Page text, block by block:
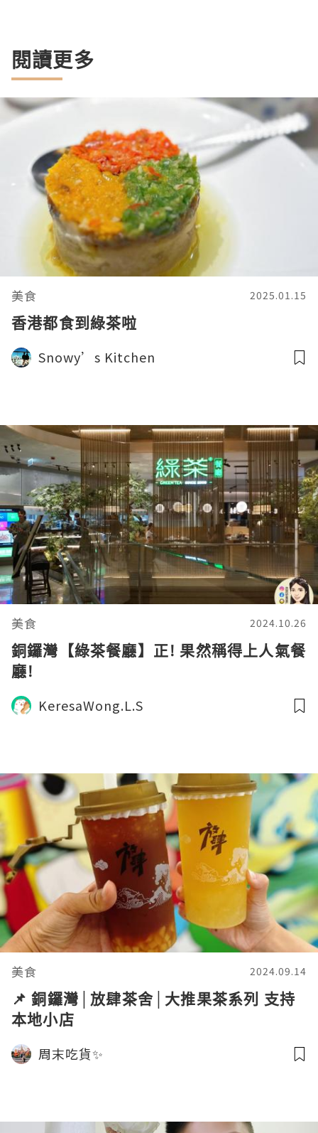
閱讀更多
美食 2025.01.15
香港都食到綠茶啦
Snowy’s Kitchen
美食 2024.10.26
銅鑼灣【綠茶餐廳】正! 果然稱得上人氣餐
廳!
KeresaWong.L.S
美食 2024.09.14
📌 銅鑼灣│放肆茶舍│大推果茶系列 支持
本地小店
周末吃貨✨